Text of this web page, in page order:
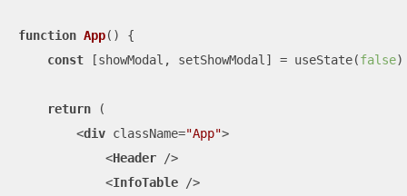
function App( ) {
const [showModal, setShowModal] = useState(false)
return (
<div className="App">
<Header />
<InfoTable />